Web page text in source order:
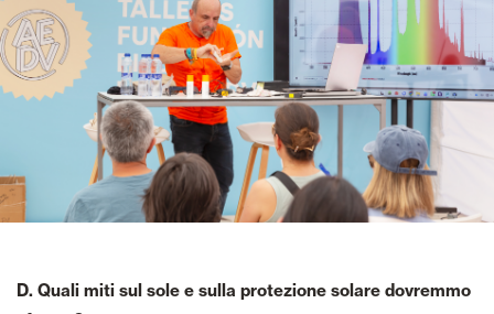
D. Quali miti sul sole e sulla protezione solare dovremmo